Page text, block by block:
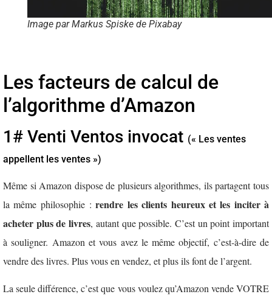
Image par Markus Spiske de Pixabay
Les facteurs de calcul de
l’algorithme d’Amazon
1# Venti Ventos invocat (« Les ventes
appellent les ventes »)
Même si Amazon dispose de plusieurs algorithmes, ils partagent tous
la même philosophie :rendre les clients heureux et les inciter à
acheter plus de livres, autant que possible. C’est un point important
à souligner. Amazon et vous avez le même objectif, c’est-à-dire de
vendre des livres. Plus vous en vendez, et plus ils font de l’argent.
La seule différence, c’est que vous voulez qu’Amazon vende VOTRE